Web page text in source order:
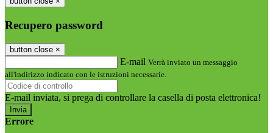
Recupero password
button close ×
E-mail Verrà inviato un messaggio
all'indirizzo indicato con le istruzioni necessarie.
E-mail inviata, si prega di controllare la casella di posta elettronica!
Errore